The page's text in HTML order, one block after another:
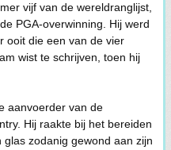
vijf van de wereldranglijst,
PGA-overwinning. Hij werd
ooit die een van de vier
wist te schrijven, toen hij
aanvoerder van de
Hij raakte bij het bereiden
zodanig gewond aan zijn